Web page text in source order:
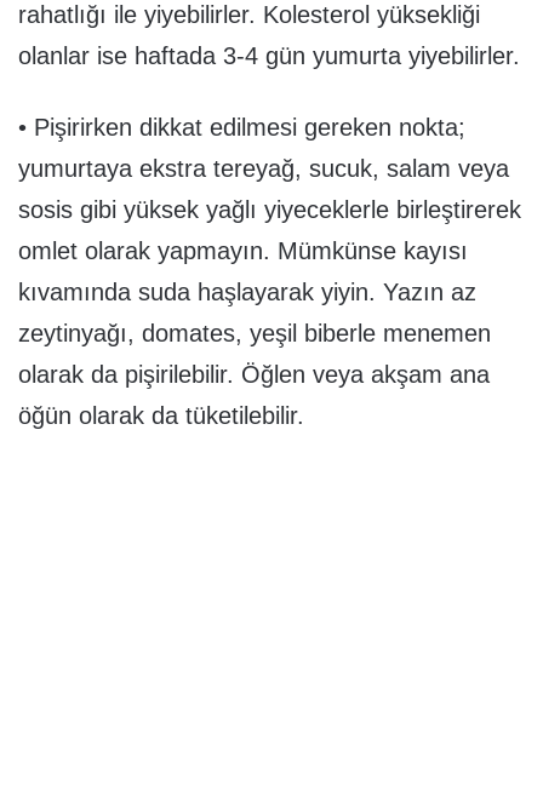
rahatlığı ile yiyebilirler. Kolesterol yüksekliği
olanlar ise haftada 3-4 gün yumurta yiyebilirler.
• Pişirirken dikkat edilmesi gereken nokta;
yumurtaya ekstra tereyağ, sucuk, salam veya
sosis gibi yüksek yağlı yiyeceklerle birleştirerek
omlet olarak yapmayın. Mümkünse kayısı
kıvamında suda haşlayarak yiyin. Yazın az
zeytinyağı, domates, yeşil biberle menemen
olarak da pişirilebilir. Öğlen veya akşam ana
öğün olarak da tüketilebilir.